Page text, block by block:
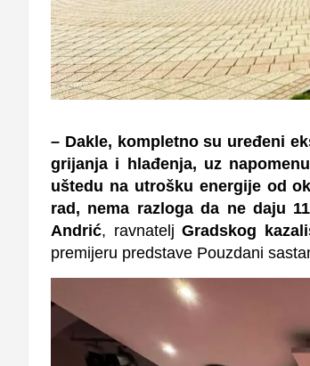
– Dakle, kompletno su uređeni
grijanja i hlađenja, uz
uštedu na utrošku energije od
rad, nema razloga da ne daju
Andrić, ravnatelj Gradskog
premijeru predstave Pouzdani